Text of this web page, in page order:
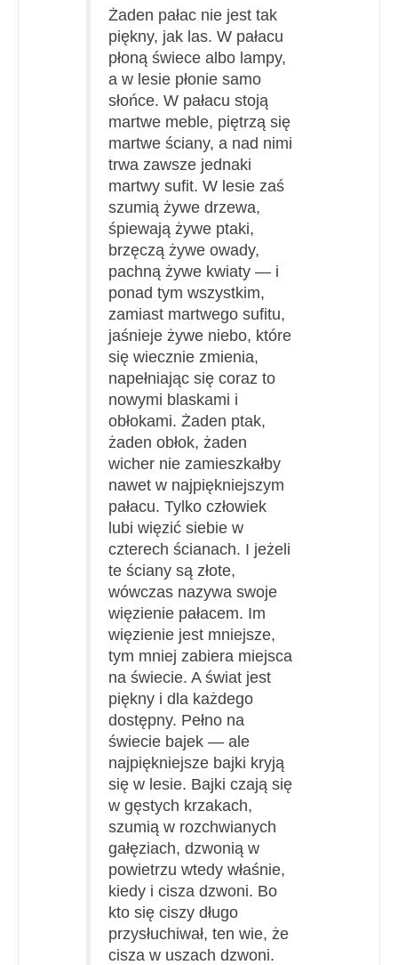
Żaden pałac nie jest tak
piękny, jak las. W pałacu
płoną świece albo lampy,
a w lesie płonie samo
słońce. W pałacu stoją
martwe meble, piętrzą się
martwe ściany, a nad nimi
trwa zawsze jednaki
martwy sufit. W lesie zaś
szumią żywe drzewa,
śpiewają żywe ptaki,
brzęczą żywe owady,
pachną żywe kwiaty — i
ponad tym wszystkim,
zamiast martwego sufitu,
jaśnieje żywe niebo, które
się wiecznie zmienia,
napełniając się coraz to
nowymi blaskami i
obłokami. Żaden ptak,
żaden obłok, żaden
wicher nie zamieszkałby
nawet w najpiękniejszym
pałacu. Tylko człowiek
lubi więzić siebie w
czterech ścianach. I jeżeli
te ściany są złote,
wówczas nazywa swoje
więzienie pałacem. Im
więzienie jest mniejsze,
tym mniej zabiera miejsca
na świecie. A świat jest
piękny i dla każdego
dostępny. Pełno na
świecie bajek — ale
najpiękniejsze bajki kryją
się w lesie. Bajki czają się
w gęstych krzakach,
szumią w rozchwianych
gałęziach, dzwonią w
powietrzu wtedy właśnie,
kiedy i cisza dzwoni. Bo
kto się ciszy długo
przysłuchiwał, ten wie, że
cisza w uszach dzwoni.